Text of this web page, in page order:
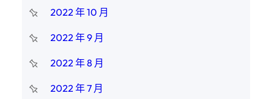
2022 年 10 月
2022 年 9 月
2022 年 8 月
2022 年 7 月